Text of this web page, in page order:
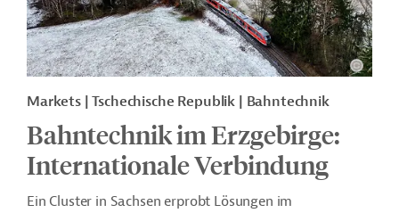
Markets | Tschechische Republik | Bahntechnik
Bahntechnik im Erzgebirge:
Internationale Verbindung
Ein Cluster in Sachsen erprobt Lösungen im